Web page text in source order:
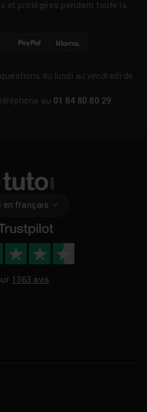
et protégées pendant toute la
du lundi au vendredi de
au 01 84 80 80 29
en français
1363 avis